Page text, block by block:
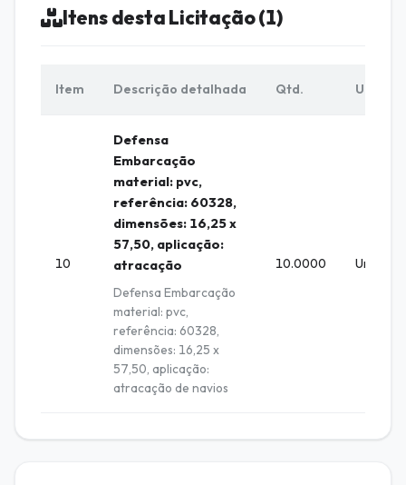
Itens desta Licitação (1)
Item Descrição detalhada Qtd. Unid.
10
Defensa
Embarcação
material: pvc,
referência: 60328,
dimensões: 16,25 x
57,50, aplicação:
atracação
Defensa Embarcação
material: pvc,
referência: 60328,
dimensões: 16,25 x
57,50, aplicação:
atracação de navios
10.0000 Unidade